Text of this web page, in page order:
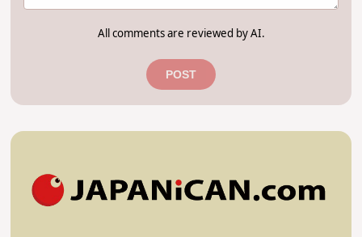
All comments are reviewed by AI.
POST